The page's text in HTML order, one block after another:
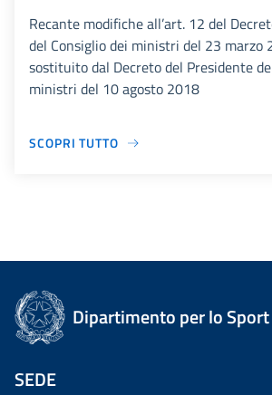
Recante modifiche all’art. 12 del
del Consiglio dei ministri del 23 marzo
sostituito dal Decreto del Presidente
ministri del 10 agosto 2018
SCOPRI TUTTO
Dipartimento per lo Sport
SEDE